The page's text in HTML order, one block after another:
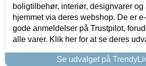
boligtilbehør, interiør, designvarer og
hjemmet via deres webshop. De er
gode anmeldelser på Trustpilot,
alle varer. Klik her for at se deres
Se udvalget på